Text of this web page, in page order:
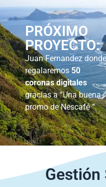
PRÓXIMO
PROYECTO:
Juan Fernandez donde
regalaremos 50
coronas digitales
gracias a “Una buena
promo de Nescafé “
Gestión